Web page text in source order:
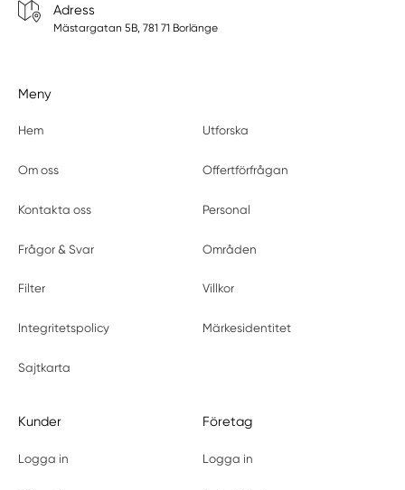
Adress
Mästargatan 5B, 781 71 Borlänge
Meny
Hem Utforska
Om oss Offertförfrågan
Kontakta oss Personal
Frågor & Svar Områden
Filter Villkor
Integritetspolicy Märkesidentitet
Sajtkarta
Kunder
Logga in
Företag
Logga in